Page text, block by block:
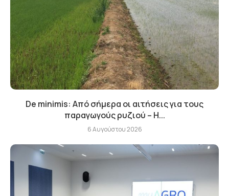
De minimis: Από σήμερα οι αιτήσεις για τους
παραγωγούς ρυζιού – Η...
6 Αυγούστου 2026